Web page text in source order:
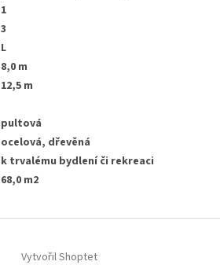
1
3
L
8,0 m
12,5 m
pultová
ocelová, dřevěná
k trvalému bydlení či rekreaci
68,0 m2
Vytvořil Shoptet